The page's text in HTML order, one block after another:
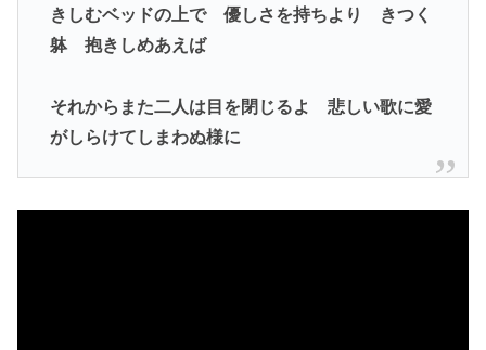
きしむベッドの上で 優しさを持ちより きつく
躰 抱きしめあえば
それからまた二人は目を閉じるよ 悲しい歌に愛
がしらけてしまわぬ様に